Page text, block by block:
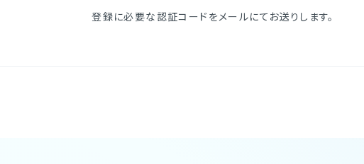
登録に必要な認証コードをメールにてお送りします。